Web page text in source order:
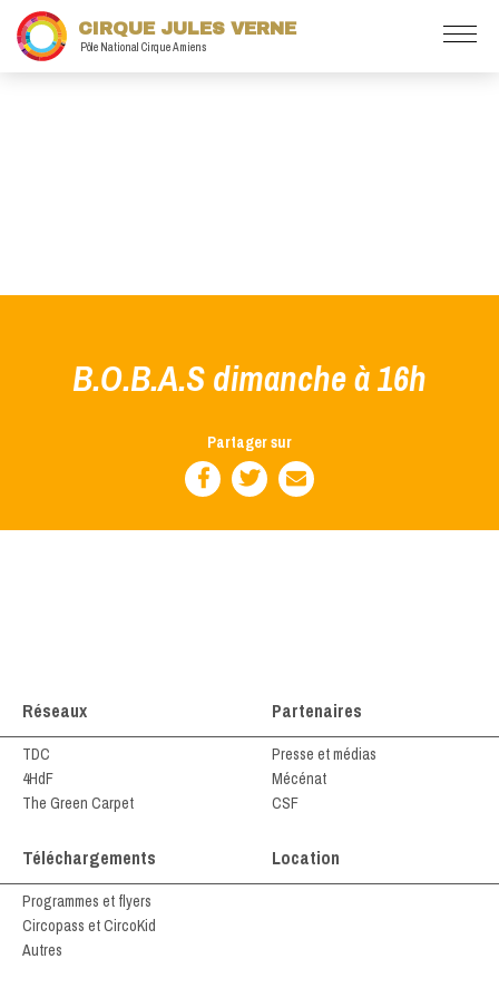
CIRQUE JULES VERNE
Pôle National Cirque Amiens
B.O.B.A.S dimanche à 16h
Partager sur
Réseaux
TDC
4HdF
The Green Carpet
Partenaires
Presse et médias
Mécénat
CSF
Téléchargements
Programmes et flyers
Circopass et CircoKid
Autres
Location